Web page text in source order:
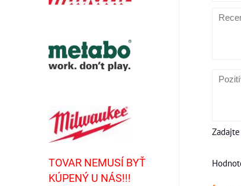
TOVAR NEMUSÍ BYŤ
KÚPENÝ U NÁS!!!